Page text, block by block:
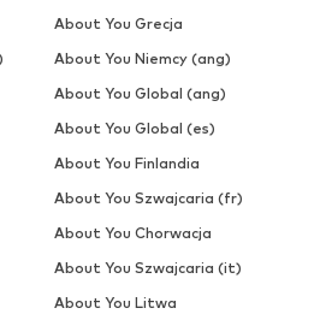
About You Grecja
About You Niemcy (ang)
About You Global (ang)
About You Global (es)
About You Finlandia
About You Szwajcaria (fr)
About You Chorwacja
About You Szwajcaria (it)
About You Litwa